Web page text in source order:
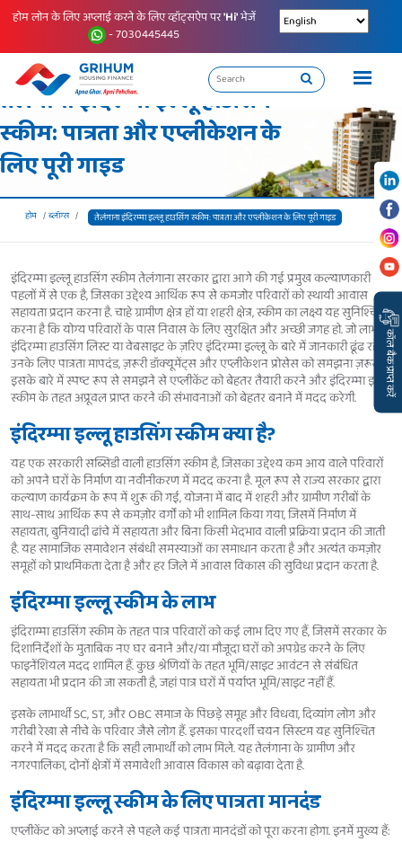
होम लोन के लिए अप्लाई करने के लिए व्हॉट्सऐप पर'Hi'भेजें
- 7030445445
तेलंगाना इंदिरम्मा इल्लू हाउसिंग
स्कीम: पात्रता और एप्लीकेशन के
लिए पूरी गाइड
होम ब्लॉग्स तेलंगाना इंदिरम्मा इल्लू हाउसिंग स्कीम: पात्रता और एप्लीकेशन के लिए पूरी गाइड
इंदिरम्मा इल्लू हाउसिंग स्कीम तेलंगाना सरकार द्वारा आगे की गई प्रमुख कल्याणकारी
पहलों में से एक है, जिसका उद्देश्य आर्थिक रूप से कमजोर परिवारों को स्थायी आवास
सहायता प्रदान करना है. चाहे ग्रामीण क्षेत्र हों या शहरी क्षेत्र, स्कीम का लक्ष्य यह सुनिश्चित
करना है कि योग्य परिवारों के पास निवास के लिए सुरक्षित और अच्छी जगह हो. जो लाभार्थी
इंदिरम्मा हाउसिंग लिस्ट या वेबसाइट के ज़रिए इंदिरम्मा इल्लू के बारे में जानकारी ढूंढ रहे हैं,
उनके लिए पात्रता मापदंड, ज़रूरी डॉक्यूमेंट्स और एप्लीकेशन प्रोसेस को समझना ज़रूरी है.
इसके बारे में स्पष्ट रूप से समझने से एप्लीकेंट को बेहतर तैयारी करने और इंदिरम्मा इल्लू
स्कीम के तहत अप्रूवल प्राप्त करने की संभावनाओं को बेहतर बनाने में मदद करेगी.
इंदिरम्मा इल्लू हाउसिंग स्कीम क्या है?
यह एक सरकारी सब्सिडी वाली हाउसिंग स्कीम है, जिसका उद्देश्य कम आय वाले परिवारों
को अपने घरों के निर्माण या नवीनीकरण में मदद करना है. मूल रूप से राज्य सरकार द्वारा
कल्याण कार्यक्रम के रूप में शुरू की गई, योजना में बाद में शहरी और ग्रामीण गरीबों के
साथ-साथ आर्थिक रूप से कमज़ोर वर्गों को भी शामिल किया गया, जिसमें निर्माण में
सहायता, बुनियादी ढांचे में सहायता और बिना किसी भेदभाव वाली प्रक्रिया प्रदान की जाती
है. यह सामाजिक समावेशन संबंधी समस्याओं का समाधान करता है और अत्यंत कमज़ोर
समूहों को प्राथमिकता देता है और हर जिले में आवास विकास की सुविधा प्रदान करता है.
इंदिरम्मा इल्लू स्कीम के लाभ
इंदिराम्मा हाउसिंग स्कीम के तहत पात्र परिवारों को कई लाभ दिए गए हैं, जिसमें सरकार के
दिशानिर्देशों के मुताबिक नए घर बनाने और/या मौजूदा घरों को अपग्रेड करने के लिए
फाइनेंशियल मदद शामिल हैं. कुछ श्रेणियों के तहत भूमि/साइट आवंटन से संबंधित
सहायता भी प्रदान की जा सकती है, जहां पात्र घरों में पर्याप्त भूमि/साइट नहीं हैं.
इसके लाभार्थी SC, ST, और OBC समाज के पिछड़े समूह और विधवा, दिव्यांग लोग और
गरीबी रेखा से नीचे के परिवार जैसे लोग हैं. इसका पारदर्शी चयन सिस्टम यह सुनिश्चित
करने में मदद करता है कि सही लाभार्थी को लाभ मिले. यह तेलंगाना के ग्रामीण और
नगरपालिका, दोनों क्षेत्रों में समावेशी आवास विकास को बढ़ावा देता है.
इंदिरम्मा इल्लू स्कीम के लिए पात्रता मानदंड
एप्लीकेंट को अप्लाई करने से पहले कई पात्रता मानदंडों को पूरा करना होगा. इनमें मुख्य हैं:
कॉल बैक प्राप्त करें